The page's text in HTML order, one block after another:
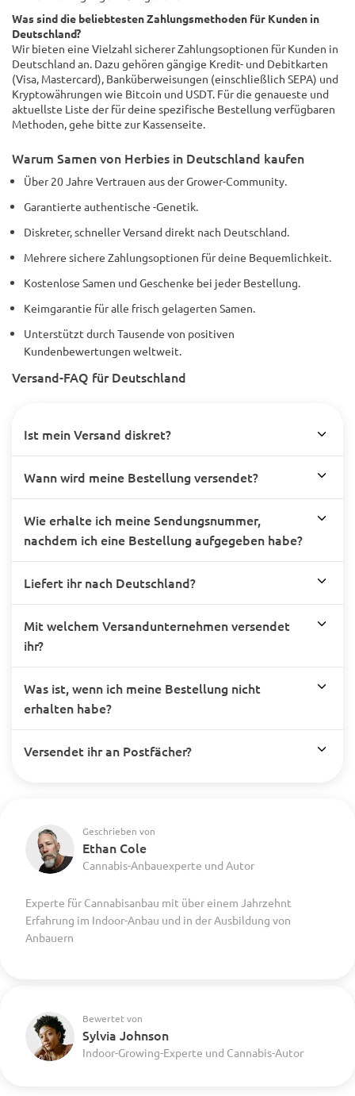
Was sind die beliebtesten Zahlungsmethoden für Kunden in
Deutschland?
Wir bieten eine Vielzahl sicherer Zahlungsoptionen für Kunden in
Deutschland an. Dazu gehören gängige Kredit- und Debitkarten
(Visa, Mastercard), Banküberweisungen (einschließlich SEPA) und
Kryptowährungen wie Bitcoin und USDT. Für die genaueste und
aktuellste Liste der für deine spezifische Bestellung verfügbaren
Methoden, gehe bitte zur Kassenseite.
Warum Samen von Herbies in Deutschland kaufen
Über 20 Jahre Vertrauen aus der Grower-Community.
Garantierte authentische -Genetik.
Diskreter, schneller Versand direkt nach Deutschland.
Mehrere sichere Zahlungsoptionen für deine Bequemlichkeit.
Kostenlose Samen und Geschenke bei jeder Bestellung.
Keimgarantie für alle frisch gelagerten Samen.
Unterstützt durch Tausende von positiven
Kundenbewertungen weltweit.
Versand-FAQ für Deutschland
Ist mein Versand diskret?
Wann wird meine Bestellung versendet?
Wie erhalte ich meine Sendungsnummer,
nachdem ich eine Bestellung aufgegeben habe?
Liefert ihr nach Deutschland?
Mit welchem Versandunternehmen versendet
ihr?
Was ist, wenn ich meine Bestellung nicht
erhalten habe?
Versendet ihr an Postfächer?
Geschrieben von
Ethan Cole
Cannabis-Anbauexperte und Autor
Experte für Cannabisanbau mit über einem Jahrzehnt
Erfahrung im Indoor-Anbau und in der Ausbildung von
Anbauern
Bewertet von
Sylvia Johnson
Indoor-Growing-Experte und Cannabis-Autor